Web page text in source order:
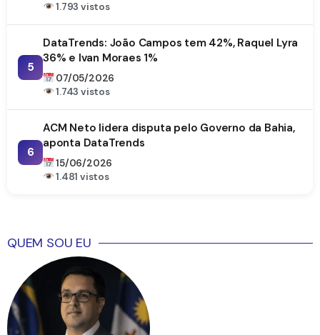
1.793 vistos
5
DataTrends: João Campos tem 42%, Raquel Lyra
36% e Ivan Moraes 1%
07/05/2026
1.743 vistos
6
ACM Neto lidera disputa pelo Governo da Bahia,
aponta DataTrends
15/06/2026
1.481 vistos
QUEM SOU EU